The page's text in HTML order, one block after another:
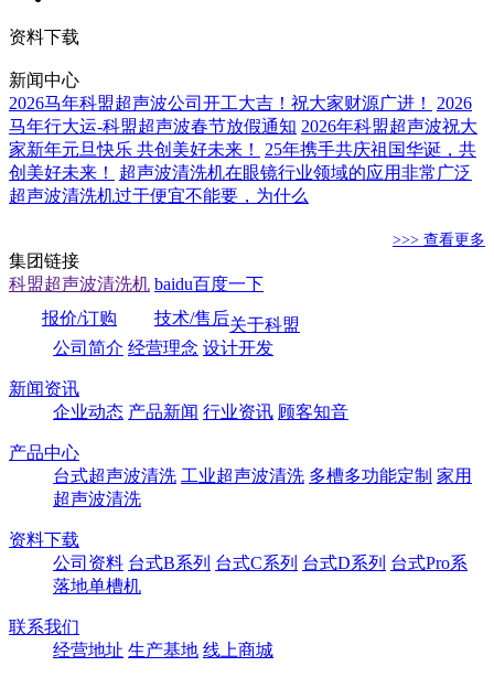
资料下载
新闻中心
2026马年科盟超声波公司开工大吉！祝大家财源广进！
2026
马年行大运-科盟超声波春节放假通知 2026年科盟超声波祝大
家新年元旦快乐 共创美好未来！
25年携手共庆祖国华诞，共
创美好未来！
超声波清洗机在眼镜行业领域的应用非常广泛
超声波清洗机过于便宜不能要，为什么
>>> 查看更多
集团链接
科盟超声波清洗机 baidu百度一下
报价/订购
技术/售后关于科盟
公司简介 经营理念 设计开发
新闻资讯
企业动态 产品新闻 行业资讯 顾客知音
产品中心
台式超声波清洗 工业超声波清洗 多槽多功能定制 家用
超声波清洗
资料下载
公司资料 台式B系列 台式C系列 台式D系列 台式Pro系
落地单槽机
联系我们
经营地址 生产基地 线上商城